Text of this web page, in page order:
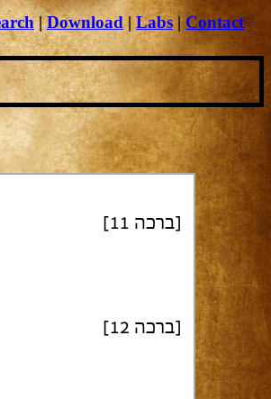
[ברכה 11]
[ברכה 12]
|Download|Labs | Contact